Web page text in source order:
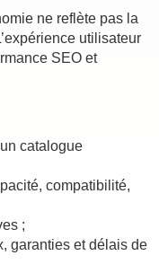
ne reflète pas la
utilisateur
SEO et
catalogue
compatibilité,
;
garanties et délais de